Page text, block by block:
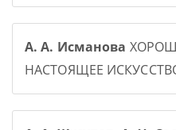
А. А. Исманова
НАСТОЯЩЕЕ